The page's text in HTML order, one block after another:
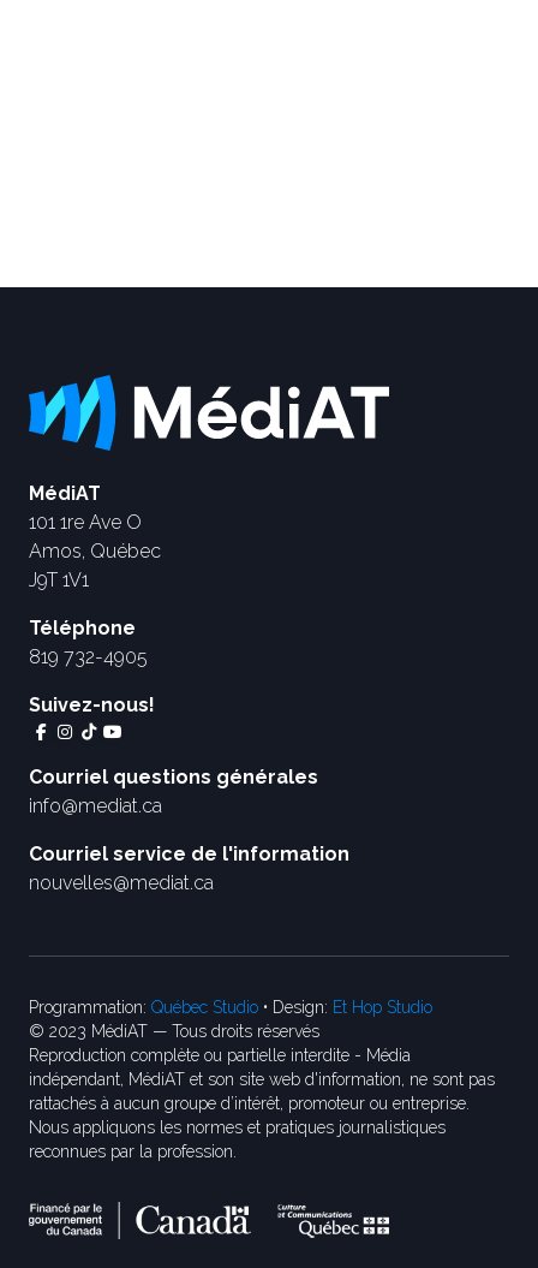
MédiAT
101 1re Ave O
Amos, Québec
J9T 1V1
Téléphone
819 732-4905
Suivez-nous!
Courriel questions générales
info@mediat.ca
Courriel service de l'information
nouvelles@mediat.ca
Programmation: Québec Studio • Design: Et Hop Studio
© 2023 MédiAT — Tous droits réservés
Reproduction complète ou partielle interdite - Média
indépendant, MédiAT et son site web d'information, ne sont pas
rattachés à aucun groupe d’intérêt, promoteur ou entreprise.
Nous appliquons les normes et pratiques journalistiques
reconnues par la profession.